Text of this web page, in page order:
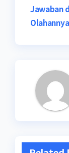
pos
Jawaban